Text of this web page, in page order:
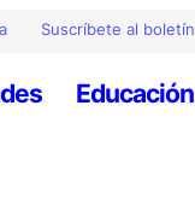
Suscríbete al boletín
Educación